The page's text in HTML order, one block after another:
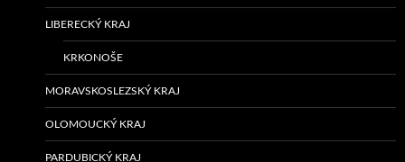
LIBERECKÝ KRAJ
KRKONOŠE
MORAVSKOSLEZSKÝ KRAJ
OLOMOUCKÝ KRAJ
PARDUBICKÝ KRAJ